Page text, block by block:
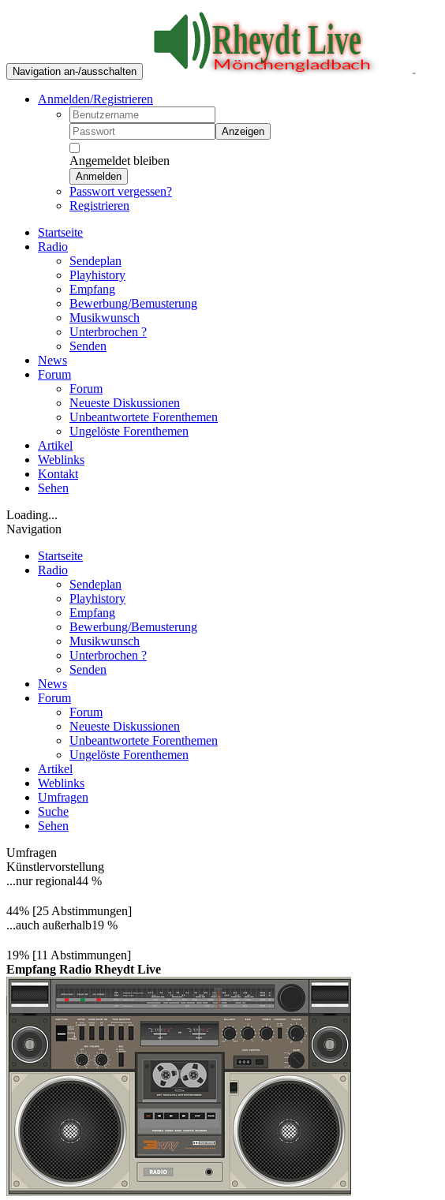
Navigation an-/ausschalten
Anmelden/Registrieren
Anzeigen
Angemeldet bleiben
Anmelden
Passwort vergessen?
Registrieren
Startseite
Radio
Sendeplan
Playhistory
Empfang
Bewerbung/Bemusterung
Musikwunsch
Unterbrochen ?
Senden
News
Forum
Forum
Neueste Diskussionen
Unbeantwortete Forenthemen
Ungelöste Forenthemen
Artikel
Weblinks
Kontakt
Sehen
Loading...
Navigation
Startseite
Radio
Sendeplan
Playhistory
Empfang
Bewerbung/Bemusterung
Musikwunsch
Unterbrochen ?
Senden
News
Forum
Forum
Neueste Diskussionen
Unbeantwortete Forenthemen
Ungelöste Forenthemen
Artikel
Weblinks
Umfragen
Suche
Sehen
Umfragen
Künstlervorstellung
...nur regional44 %
44% [25 Abstimmungen]
...auch außerhalb19 %
19% [11 Abstimmungen]
Empfang Radio Rheydt Live